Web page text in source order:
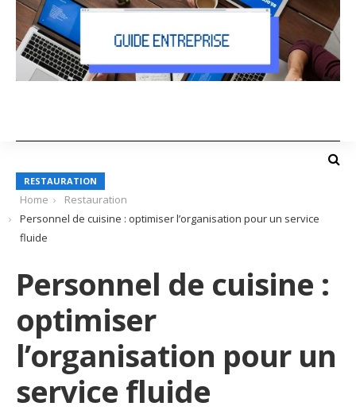
RESTAURATION
Home
Restauration
Personnel de cuisine : optimiser l’organisation pour un service
fluide
Personnel de cuisine :
optimiser
l’organisation pour un
service fluide